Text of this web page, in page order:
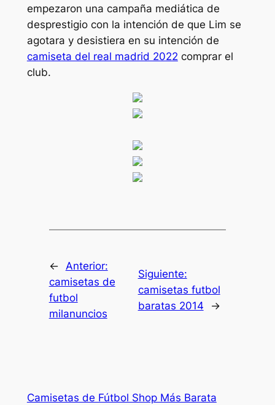
empezaron una campaña mediática de
desprestigio con la intención de que Lim se
agotara y desistiera en su intención de
camiseta del real madrid 2022 comprar el
club.
←
Anterior:
camisetas de
futbol
milanuncios
Siguiente:
camisetas futbol
baratas 2014
→
Camisetas de Fútbol Shop Más Barata